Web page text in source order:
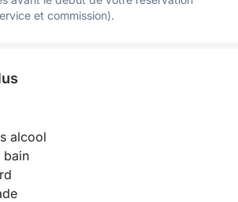
et commission).
alcool
bain